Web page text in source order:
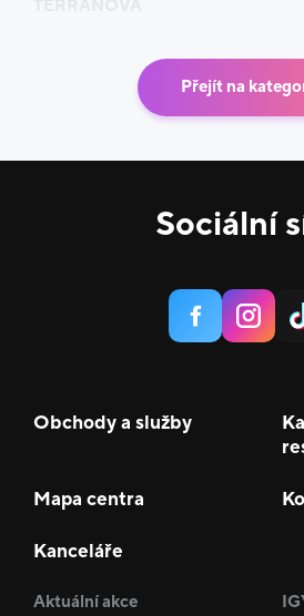
Přejít na
Sociální
Obchody a služby
Mapa centra
Kanceláře
Aktuální akce